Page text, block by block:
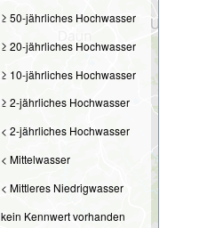
≥ 50-jährliches Hochwasser
≥ 20-jährliches Hochwasser
≥ 10-jährliches Hochwasser
≥ 2-jährliches Hochwasser
< 2-jährliches Hochwasser
< Mittelwasser
< Mittleres Niedrigwasser
kein Kennwert vorhanden